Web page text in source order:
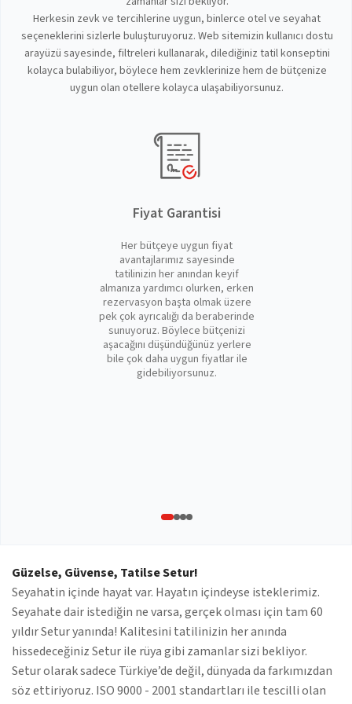
Herkesin zevk ve tercihlerine uygun, binlerce otel ve seyahat
seçeneklerini sizlerle buluşturuyoruz. Web sitemizin kullanıcı dostu
arayüzü sayesinde, filtreleri kullanarak, dilediğiniz tatil konseptini
kolayca bulabiliyor, böylece hem zevklerinize hem de bütçenize
uygun olan otellere kolayca ulaşabiliyorsunuz.
Fiyat Garantisi
Her bütçeye uygun fiyat
avantajlarımız sayesinde
tatilinizin her anından keyif
almanıza yardımcı olurken, erken
rezervasyon başta olmak üzere
pek çok ayrıcalığı da beraberinde
sunuyoruz. Böylece bütçenizi
aşacağını düşündüğünüz yerlere
bile çok daha uygun fiyatlar ile
gidebiliyorsunuz.
Güzelse, Güvense, Tatilse Setur!
Seyahatin içinde hayat var. Hayatın içindeyse isteklerimiz.
Seyahate dair istediğin ne varsa, gerçek olması için tam 60
yıldır Setur yanında! Kalitesini tatilinizin her anında
hissedeceğiniz Setur ile rüya gibi zamanlar sizi bekliyor.
Setur olarak sadece Türkiye’de değil, dünyada da farkımızdan
söz ettiriyoruz. ISO 9000 - 2001 standartları ile tescilli olan